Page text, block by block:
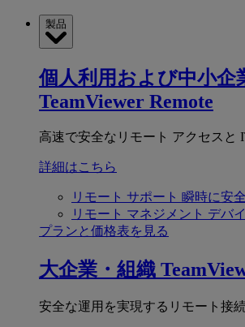
製品
個人利用および中小企
TeamViewer Remote
高速で安全なリモート アクセスと
詳細はこちら
リモート サポート 瞬時に安
リモート マネジメント デバ
プランと価格表を見る
大企業・組織
安全な運用を実現するリモート接続